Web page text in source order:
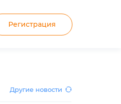
Регистрация
Другие новости